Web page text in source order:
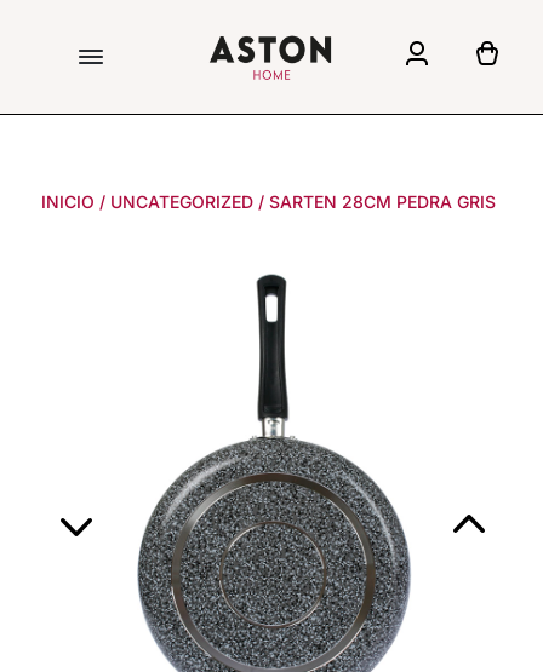
INICIO / UNCATEGORIZED/ SARTEN 28CM PEDRA GRIS